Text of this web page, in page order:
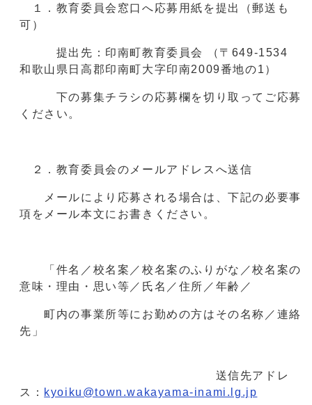
１．教育委員会窓口へ応募用紙を提出（郵送も
可）
提出先：印南町教育委員会 （〒649-1534
和歌山県日高郡印南町大字印南2009番地の1）
下の募集チラシの応募欄を切り取ってご応募
ください。
２．教育委員会のメールアドレスへ送信
メールにより応募される場合は、下記の必要事
項をメール本文にお書きください。
「件名／校名案／校名案のふりがな／校名案の
意味・理由・思い等／氏名／住所／年齢／
町内の事業所等にお勤めの方はその名称／連絡
先」
送信先アドレ
ス： kyoiku@town.wakayama-inami.lg.jp